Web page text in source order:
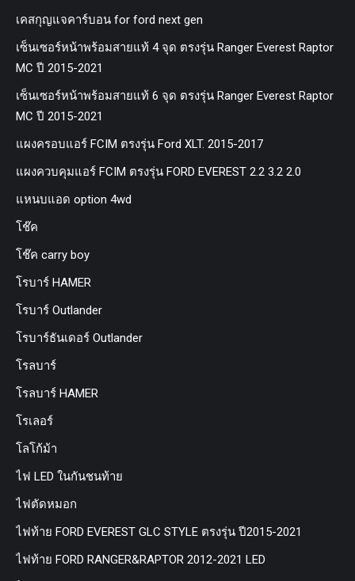
เคสกุญแจคาร์บอน for ford next gen
เซ็นเซอร์หน้าพร้อมสายแท้ 4 จุด ตรงรุ่น Ranger Everest Raptor
MC ปี 2015-2021
เซ็นเซอร์หน้าพร้อมสายแท้ 6 จุด ตรงรุ่น Ranger Everest Raptor
MC ปี 2015-2021
แผงครอบแอร์ FCIM ตรงรุ่น Ford XLT. 2015-2017
แผงควบคุมแอร์ FCIM ตรงรุ่น FORD EVEREST 2.2 3.2 2.0
แหนบแอด option 4wd
โช๊ค
โช๊ค carry boy
โรบาร์ HAMER
โรบาร์ Outlander
โรบาร์ธันเดอร์ Outlander
โรลบาร์
โรลบาร์ HAMER
โรเลอร์
โลโก้ม้า
ไฟ LED ในกันชนท้าย
ไฟตัดหมอก
ไฟท้าย FORD EVEREST GLC STYLE ตรงรุ่น ปี2015-2021
ไฟท้าย FORD RANGER&RAPTOR 2012-2021 LED